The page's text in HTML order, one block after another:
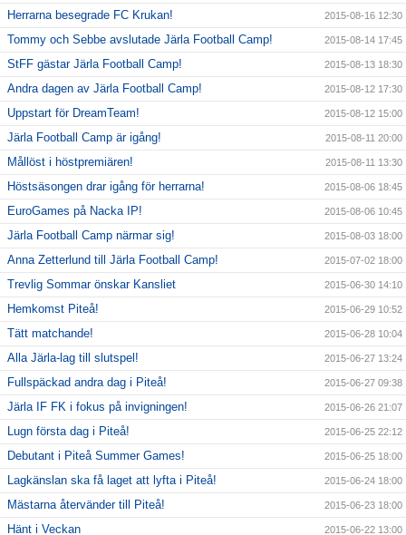
Herrarna besegrade FC Krukan! 2015-08-16 12:30
Tommy och Sebbe avslutade Järla Football Camp! 2015-08-14 17:45
StFF gästar Järla Football Camp! 2015-08-13 18:30
Andra dagen av Järla Football Camp! 2015-08-12 17:30
Uppstart för DreamTeam! 2015-08-12 15:00
Järla Football Camp är igång! 2015-08-11 20:00
Mållöst i höstpremiären! 2015-08-11 13:30
Höstsäsongen drar igång för herrarna! 2015-08-06 18:45
EuroGames på Nacka IP! 2015-08-06 10:45
Järla Football Camp närmar sig! 2015-08-03 18:00
Anna Zetterlund till Järla Football Camp! 2015-07-02 18:00
Trevlig Sommar önskar Kansliet 2015-06-30 14:10
Hemkomst Piteå! 2015-06-29 10:52
Tätt matchande! 2015-06-28 10:04
Alla Järla-lag till slutspel! 2015-06-27 13:24
Fullspäckad andra dag i Piteå! 2015-06-27 09:38
Järla IF FK i fokus på invigningen! 2015-06-26 21:07
Lugn första dag i Piteå! 2015-06-25 22:12
Debutant i Piteå Summer Games! 2015-06-25 18:00
Lagkänslan ska få laget att lyfta i Piteå! 2015-06-24 18:00
Mästarna återvänder till Piteå! 2015-06-23 18:00
Hänt i Veckan 2015-06-22 13:00